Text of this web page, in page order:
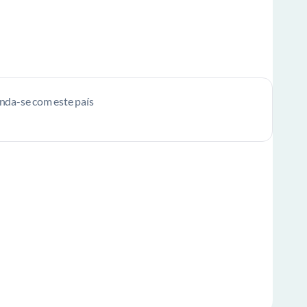
se com este país